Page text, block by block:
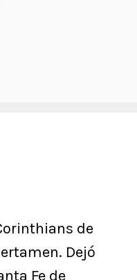
de
Dejó
Fe de